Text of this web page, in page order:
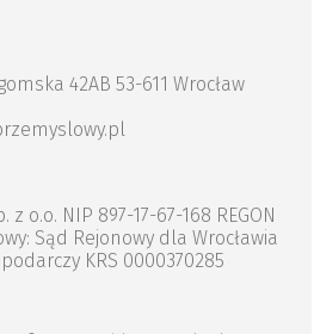
42AB 53-611 Wrocław
o.o. NIP 897-17-67-168 REGON
Sąd Rejonowy dla Wrocławia
KRS 0000370285